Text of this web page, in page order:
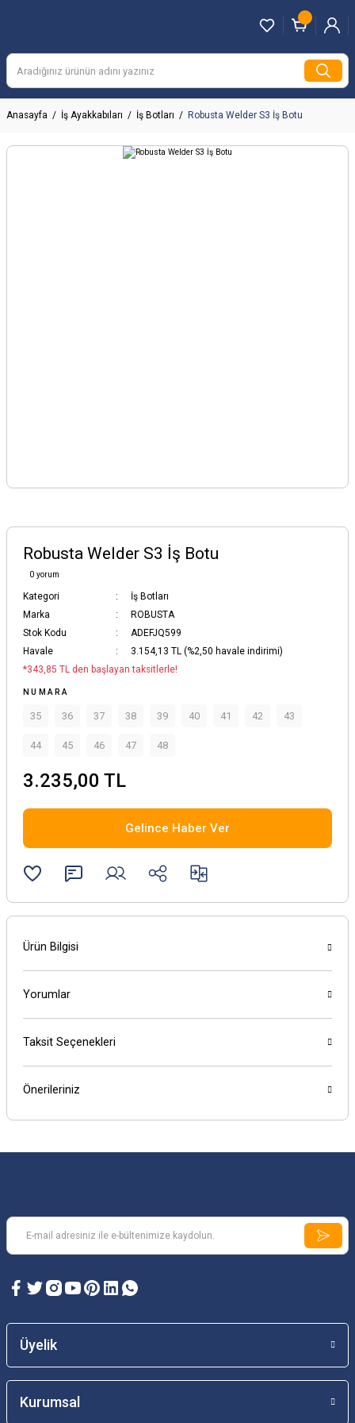
Anasayfa İş Ayakkabıları İş Botları Robusta Welder S3 İş Botu
Robusta Welder S3 İş Botu
0 yorum
Kategori
İş Botları
Marka
ROBUSTA
Stok Kodu
ADEFJQ599
Havale
3.154,13 TL (%2,50 havale indirimi)
*343,85 TL den başlayan taksitlerle!
NUMARA
35 36 37 38 39 40 41 42 43
44 45 46 47 48
3.235,00 TL
Gelince Haber Ver
Ürün Bilgisi
Yorumlar
Taksit Seçenekleri
Önerileriniz
Üyelik
Kurumsal